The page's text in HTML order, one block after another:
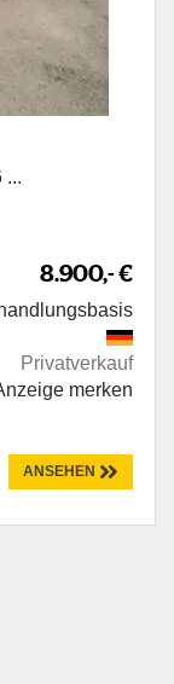
...
8.900,- €
Privatverkauf
merken
ANSEHEN